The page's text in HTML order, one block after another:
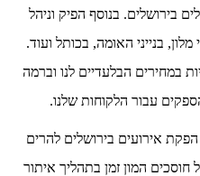
בירושלים. בנוסף הפיק וניהל
בנייני האומה, בכותל ועוד.
במחירים הבלעדיים לנו וברמה
עבור הלקוחות שלנו.
אירועים בירושלים להרים
המון זמן בתהליך איתור